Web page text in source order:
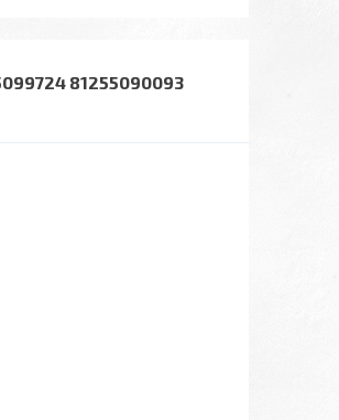
81255090093